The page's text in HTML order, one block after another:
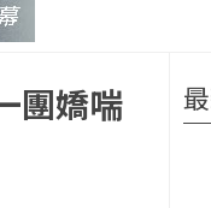
團嬌喘